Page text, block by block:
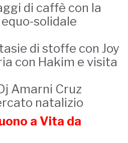
di caffè con la
solidale
di stoffe con Joy
con Hakim e visita
Amarni Cruz
natalizio
a Vita da